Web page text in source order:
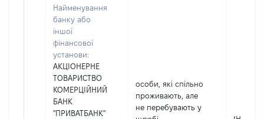
Найменування
банку або
іншої
фінансової
установи:
АКЦІОНЕРНЕ
ТОВАРИСТВО
КОМЕРЦІЙНИЙ
БАНК
"ПРИВАТБАНК"
особи, які спільно
проживають, але
не перебувають у